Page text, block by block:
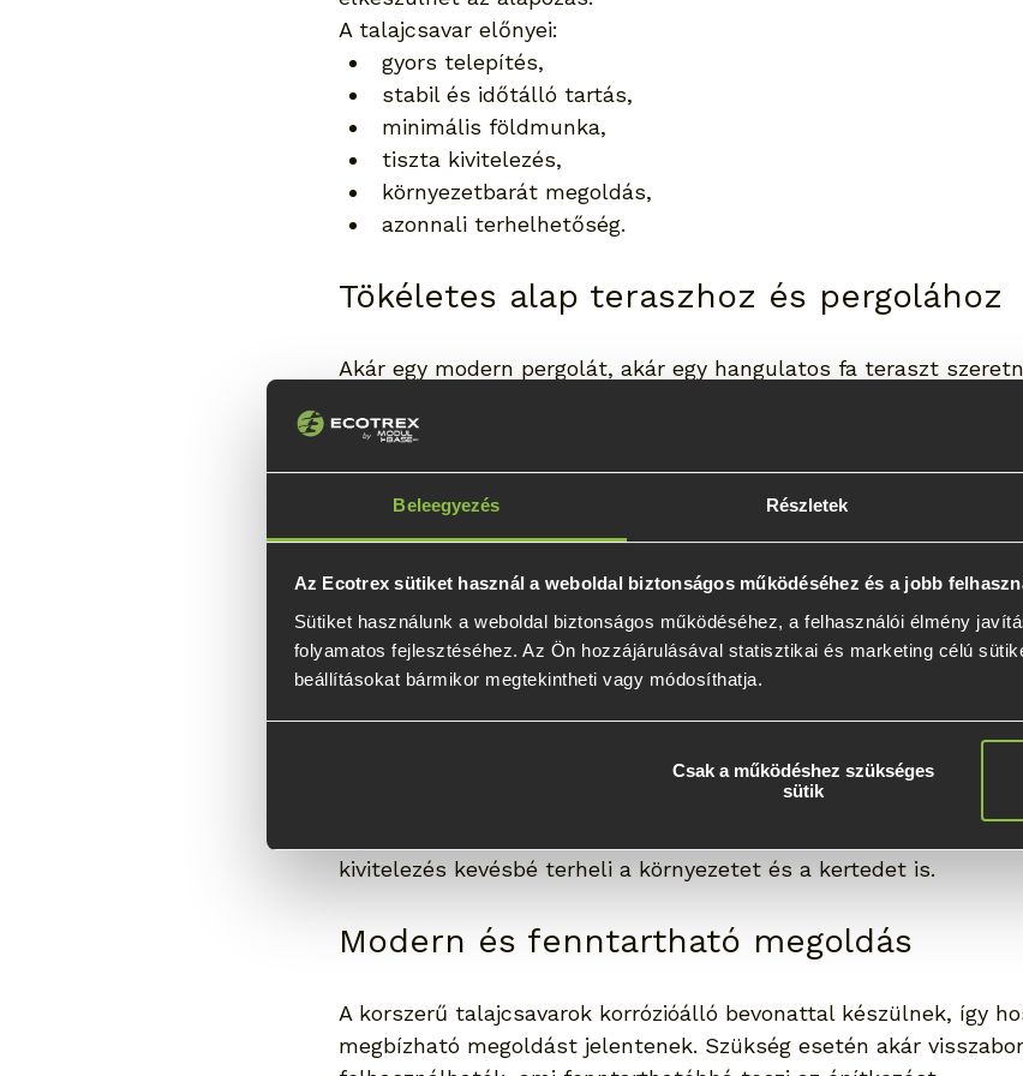
Beleegyezés Részletek
Az Ecotrex sütiket használ a weboldal biztonságos működéséhez és a jobb
Sütiket használunk a weboldal biztonságos működéséhez, a felhasználói élmény
folyamatos fejlesztéséhez. Az Ön hozzájárulásával statisztikai és marketing célú
beállításokat bármikor megtekintheti vagy módosíthatja.
Csak a működéshez szükséges
sütik
A talajcsavar előnyei:
gyors telepítés,
stabil és időtálló tartás,
minimális földmunka,
tiszta kivitelezés,
környezetbarát megoldás,
azonnali terhelhetőség.
Tökéletes alap teraszhoz és pergolához
Akár egy modern pergolát, akár egy hangulatos fa teraszt
talajtípusok esetén is, miközben nem bontja meg jelentősen a
füves területen,
vagy már kialakított kert esetén.
Gyorsabb kivitelezés, több idő a
Míg a beton alapozás gyakran napokig tart, a talajcsavaros
néhány óra alatt elkészülhet. Ez azt jelenti, hogy hamarabb
kivitelezés kevésbé terheli a környezetet és a kertedet is.
Modern és fenntartható megoldás
A korszerű talajcsavarok korrózióálló bevonattal készülnek, így
megbízható megoldást jelentenek. Szükség esetén akár